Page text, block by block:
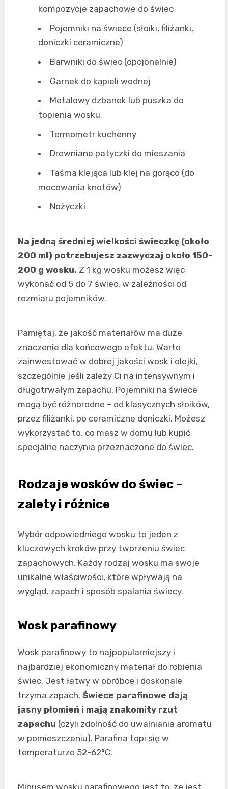
kompozycje zapachowe do świec
Pojemniki na świece (słoiki, filiżanki,
doniczki ceramiczne)
Barwniki do świec (opcjonalnie)
Garnek do kąpieli wodnej
Metalowy dzbanek lub puszka do
topienia wosku
Termometr kuchenny
Drewniane patyczki do mieszania
Taśma klejąca lub klej na gorąco (do
mocowania knotów)
Nożyczki
Na jedną średniej wielkości świeczkę (około
200 ml) potrzebujesz zazwyczaj około 150-
200 g wosku. Z 1 kg wosku możesz więc
wykonać od 5 do 7 świec, w zależności od
rozmiaru pojemników.
Pamiętaj, że jakość materiałów ma duże
znaczenie dla końcowego efektu. Warto
zainwestować w dobrej jakości wosk i olejki,
szczególnie jeśli zależy Ci na intensywnym i
długotrwałym zapachu. Pojemniki na świece
mogą być różnorodne – od klasycznych słoików,
przez filiżanki, po ceramiczne doniczki. Możesz
wykorzystać to, co masz w domu lub kupić
specjalne naczynia przeznaczone do świec.
Rodzaje wosków do świec –
zalety i różnice
Wybór odpowiedniego wosku to jeden z
kluczowych kroków przy tworzeniu świec
zapachowych. Każdy rodzaj wosku ma swoje
unikalne właściwości, które wpływają na
wygląd, zapach i sposób spalania świecy.
Wosk parafinowy
Wosk parafinowy to najpopularniejszy i
najbardziej ekonomiczny materiał do robienia
świec. Jest łatwy w obróbce i doskonale
trzyma zapach. Świece parafinowe dają
jasny płomień i mają znakomity rzut
zapachu (czyli zdolność do uwalniania aromatu
w pomieszczeniu). Parafina topi się w
temperaturze 52-62°C.
Minusem wosku parafinowego jest to, że jest